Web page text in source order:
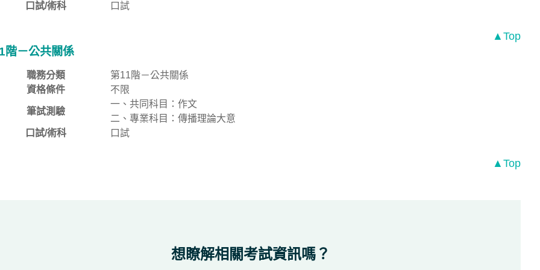
口試/術科 口試
▲Top
階－公共關係
職務分類
第11階－公共關係
資格條件
不限
筆試測驗
一、共同科目：作文
二、專業科目：傳播理論大意
口試/術科
口試
▲Top
想瞭解相關考試資訊嗎？